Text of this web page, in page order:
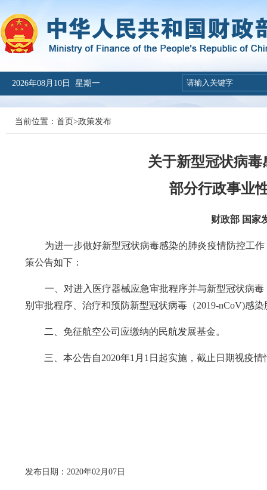
2026年08月10日 星期一
当前位置： 首页>政策发布
关于新型冠状病
部分行政事业
财政部 国家
为进一步做好新型冠状病毒感染的肺炎疫情防控工作
策公告如下：
一、对进入医疗器械应急审批程序并与新型冠状病毒
别审批程序、治疗和预防新型冠状病毒（2019-nCoV)感
二、免征航空公司应缴纳的民航发展基金。
三、本公告自2020年1月1日起实施，截止日期视疫情
发布日期：2020年02月07日